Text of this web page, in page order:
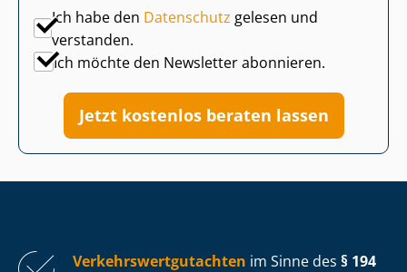
Ich habe den Datenschutz gelesen und
verstanden.
Ich möchte den Newsletter abonnieren.
Jetzt kostenlos beraten lassen
Ver­kehrs­wert­gut­ach­ten im Sinne des § 194